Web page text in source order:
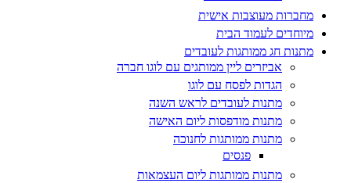
מחברות מעוצבות אישית
מיוחדים לעמוד הבית
מתנות חג ממותגות לעובדים
אביזרים ליין ממותגים עם לוגו חברה
הגדות לפסח עם לוגו
מתנות לעובדים לראש השנה
מתנות מודפסות ליום האישה
מתנות ממותגות לחנוכה
פנסים
מתנות ממותגות ליום העצמאות